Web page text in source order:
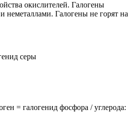
окислителей. Галогены
неметаллами. Галогены не горят на
серы
= галогенид фосфора / углерода: